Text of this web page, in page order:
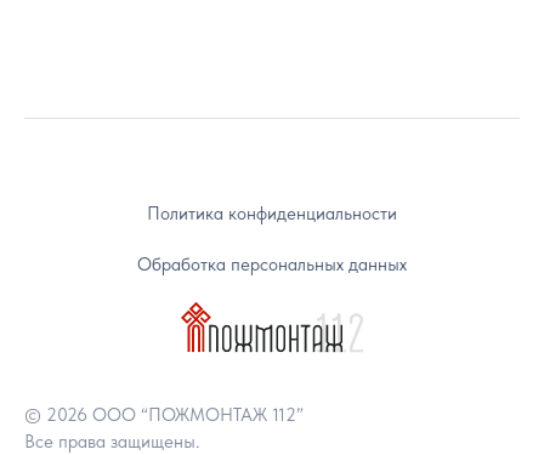
Политика конфиденциальности
Обработка персональных данных
© 2026 ООО “ПОЖМОНТАЖ 112”
Все права защищены.